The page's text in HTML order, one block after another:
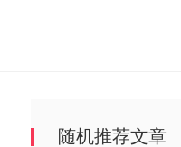
随机推荐文章